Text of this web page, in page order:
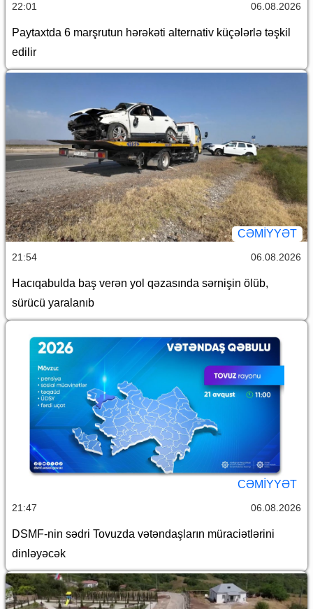
22:01 06.08.2026
Paytaxtda 6 marşrutun hərəkəti alternativ küçələrlə təşkil
edilir
CƏMİYYƏT
21:54 06.08.2026
Hacıqabulda baş verən yol qəzasında sərnişin ölüb,
sürücü yaralanıb
CƏMİYYƏT
21:47 06.08.2026
DSMF-nin sədri Tovuzda vətəndaşların müraciətlərini
dinləyəcək